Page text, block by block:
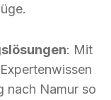
: Mit
nach Namur so